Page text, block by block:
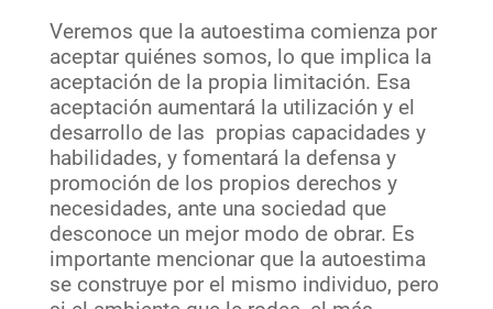
Veremos que la autoestima comienza por
aceptar quiénes somos, lo que implica la
aceptación de la propia limitación. Esa
aceptación aumentará la utilización y el
desarrollo de las propias capacidades y
habilidades, y fomentará la defensa y
promoción de los propios derechos y
necesidades, ante una sociedad que
desconoce un mejor modo de obrar. Es
importante mencionar que la autoestima
se construye por el mismo individuo, pero